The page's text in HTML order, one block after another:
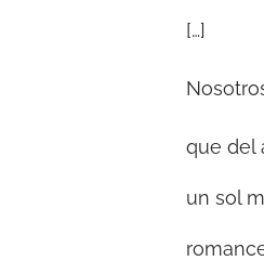
[…]
que del
un sol